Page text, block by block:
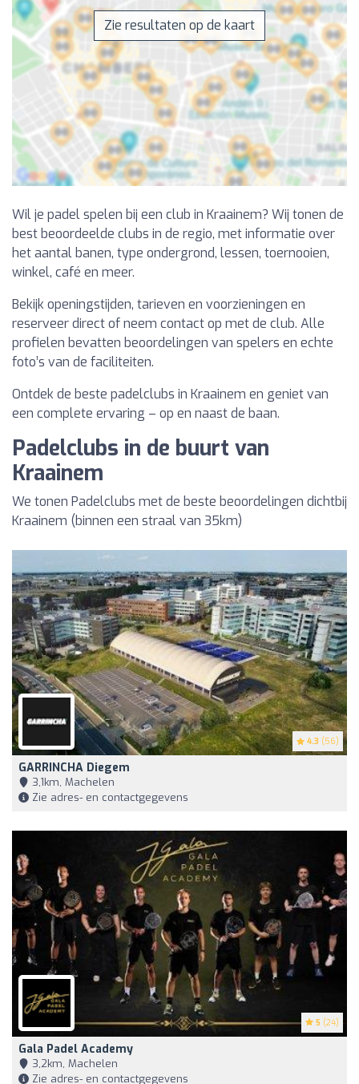
Zie resultaten op de kaart
Wil je padel spelen bij een club in Kraainem? Wij tonen de
best beoordeelde clubs in de regio, met informatie over
het aantal banen, type ondergrond, lessen, toernooien,
winkel, café en meer.
Bekijk openingstijden, tarieven en voorzieningen en
reserveer direct of neem contact op met de club. Alle
profielen bevatten beoordelingen van spelers en echte
foto’s van de faciliteiten.
Ontdek de beste padelclubs in Kraainem en geniet van
een complete ervaring – op en naast de baan.
Padelclubs in de buurt van
Kraainem
We tonen Padelclubs met de beste beoordelingen dichtbij
Kraainem (binnen een straal van 35km)
4.3 (56)
GARRINCHA Diegem
3,1km, Machelen
Zie adres- en contactgegevens
5 (24)
Gala Padel Academy
3,2km, Machelen
Zie adres- en contactgegevens